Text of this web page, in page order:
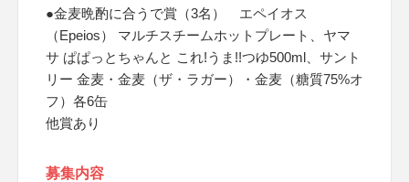
●金麦晩酌に合うで賞（3名） エペイオス
（Epeios） マルチスチームホットプレート、ヤマ
サ ぱぱっとちゃんと これ!うま!!つゆ500ml、サント
リー 金麦・金麦（ザ・ラガー）・金麦（糖質75%オ
フ）各6缶
他賞あり
募集内容